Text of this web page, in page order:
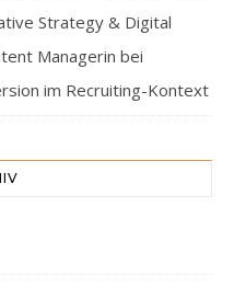
Strategy & Digital
Managerin bei
im Recruiting-Kontext